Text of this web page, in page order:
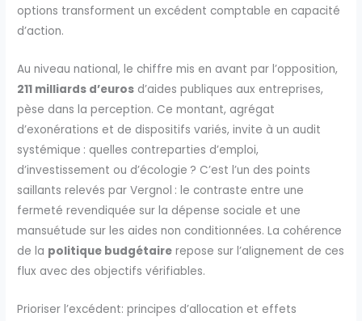
options transforment un excédent comptable en capacité
d’action.
Au niveau national, le chiffre mis en avant par l’opposition,
211 milliards d’euros d’aides publiques aux entreprises,
pèse dans la perception. Ce montant, agrégat
d’exonérations et de dispositifs variés, invite à un audit
systémique : quelles contreparties d’emploi,
d’investissement ou d’écologie ? C’est l’un des points
saillants relevés par Vergnol : le contraste entre une
fermeté revendiquée sur la dépense sociale et une
mansuétude sur les aides non conditionnées. La cohérence
de la politique budgétaire repose sur l’alignement de ces
flux avec des objectifs vérifiables.
Prioriser l’excédent: principes d’allocation et effets